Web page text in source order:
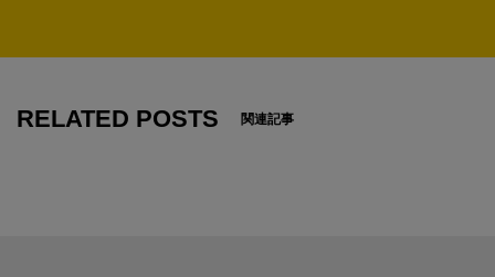
RELATED POSTS 関連記事